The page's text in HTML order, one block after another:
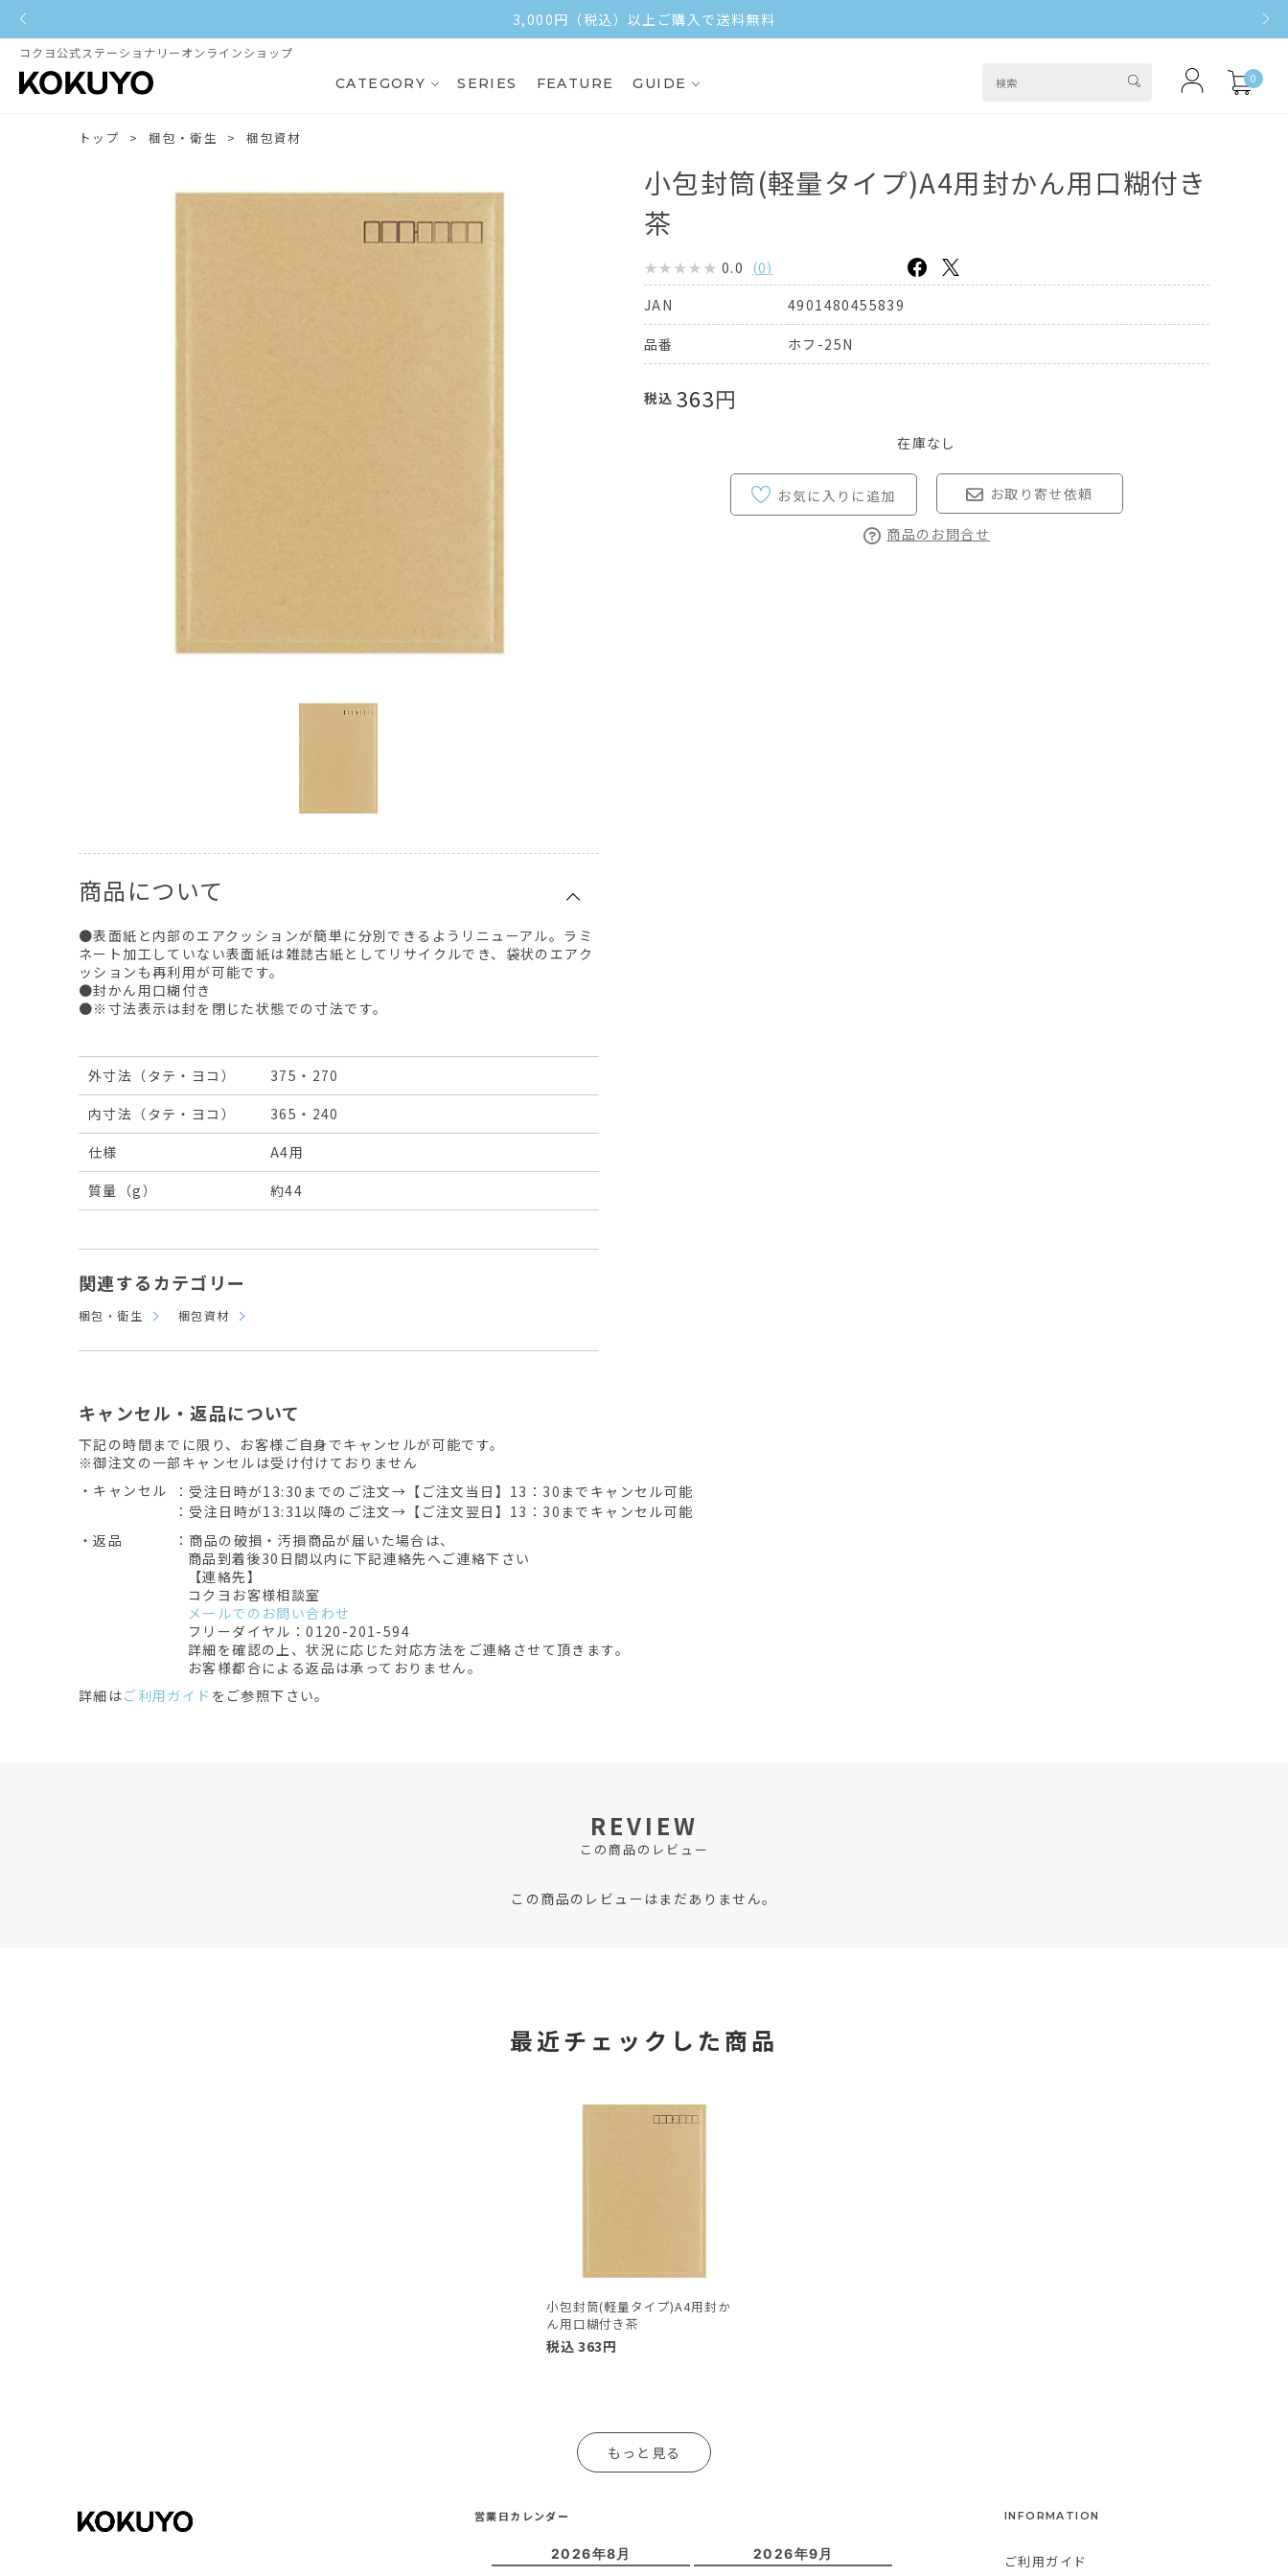
3,000円（税込）以上ご購入で送料無料
コクヨ公式ステーショナリーオンラインショップ
CATEGORY SERIES FEATURE GUIDE 0
トップ 梱包・衛生 梱包資材
商品について
●表面紙と内部のエアクッションが簡単に分別できるようリニューアル。ラミ
ネート加工していない表面紙は雑誌古紙としてリサイクルでき、袋状のエアク
ッションも再利用が可能です。
●封かん用口糊付き
●※寸法表示は封を閉じた状態での寸法です。
外寸法（タテ・ヨコ）
375・270
内寸法（タテ・ヨコ）
365・240
仕様
A4用
質量（g）
約44
関連するカテゴリー
梱包・衛生 梱包資材
小包封筒(軽量タイプ)A4用封かん用口糊付き
茶
0.0 (0)
JAN
4901480455839
品番 ホフ-25N
税込 363円
在庫なし
お取り寄せ依頼
商品のお問合せ
キャンセル・返品について
下記の時間までに限り、お客様ご自身でキャンセルが可能です。
※御注文の一部キャンセルは受け付けておりません
・キャンセル
：受注日時が13:30までのご注文→【ご注文当日】13：30までキャンセル可能
：受注日時が13:31以降のご注文→【ご注文翌日】13：30までキャンセル可能
・返品
：商品の破損・汚損商品が届いた場合は、
商品到着後30日間以内に下記連絡先へご連絡下さい
【連絡先】
コクヨお客様相談室
メールでのお問い合わせ
フリーダイヤル：0120-201-594
詳細を確認の上、状況に応じた対応方法をご連絡させて頂きます。
お客様都合による返品は承っておりません。
詳細はご利用ガイド をご参照下さい。
REVIEW
この商品のレビュー
この商品のレビューはまだありません。
最近チェックした商品
小包封筒(軽量タイプ)A4用封か
ん用口糊付き茶
税込 363円
もっと見る
営業日カレンダー
2026年8月 2026年9月
INFORMATION
ご利用ガイド